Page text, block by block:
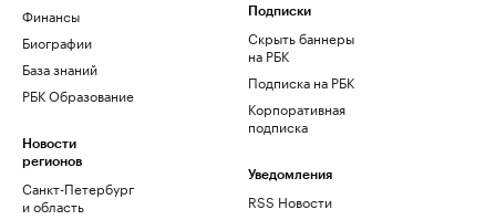
Финансы
Биографии
База знаний
РБК Образование
Новости
регионов
Санкт-Петербург
и область
Подписки
Скрыть баннеры
на РБК
Подписка на РБК
Корпоративная
подписка
Уведомления
RSS Новости